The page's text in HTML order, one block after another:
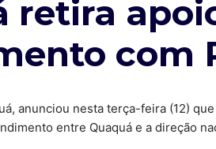
retira
com
anunciou nesta terça-feira (12)
entre Quaquá e a direção